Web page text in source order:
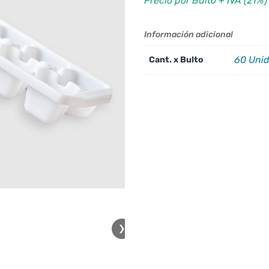
❯
Información adicional
Cant. x Bulto 60